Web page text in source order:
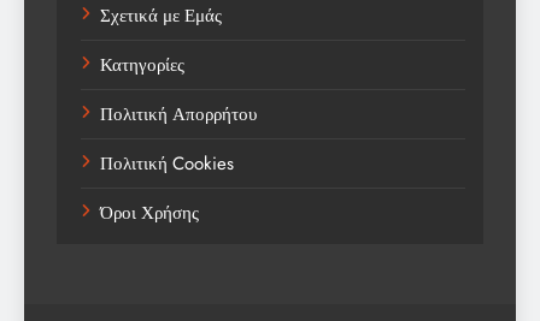
Weather
Αγορά
Αγορά Εργασίας
Αγροτικά Νέα
Αεροπορία
Σχετικά με Εμάς
Κατηγορίες
Πολιτική Απορρήτου
Πολιτική Cookies
Όροι Χρήσης